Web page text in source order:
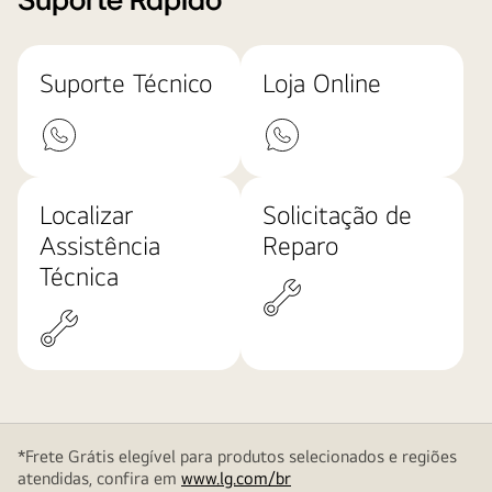
Suporte Técnico Loja Online
Localizar
Assistência
Técnica
Solicitação de
Reparo
*Frete Grátis elegível para produtos selecionados e regiões
atendidas, confira em www.lg.com/br